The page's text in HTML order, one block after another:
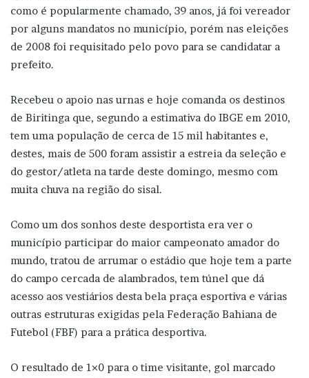
como é popularmente chamado, 39 anos, já foi vereador
por alguns mandatos no município, porém nas eleições
de 2008 foi requisitado pelo povo para se candidatar a
prefeito.
Recebeu o apoio nas urnas e hoje comanda os destinos
de Biritinga que, segundo a estimativa do IBGE em 2010,
tem uma população de cerca de 15 mil habitantes e,
destes, mais de 500 foram assistir a estreia da seleção e
do gestor/atleta na tarde deste domingo, mesmo com
muita chuva na região do sisal.
Como um dos sonhos deste desportista era ver o
município participar do maior campeonato amador do
mundo, tratou de arrumar o estádio que hoje tem a parte
do campo cercada de alambrados, tem túnel que dá
acesso aos vestiários desta bela praça esportiva e várias
outras estruturas exigidas pela Federação Bahiana de
Futebol (FBF) para a prática desportiva.
O resultado de 1×0 para o time visitante, gol marcado